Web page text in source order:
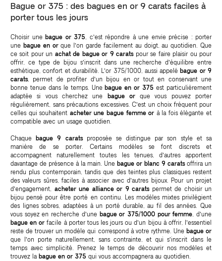
Bague or 375 : des bagues en or 9 carats faciles à
porter tous les jours
Choisir une bague or 375, c’est répondre à une envie précise : porter
une bague en orque l’on garde facilement au doigt, au quotidien. Que
ce soit pour un achat de bague or 9 caratspour se faire plaisir ou pour
offrir, ce type de bijou s’inscrit dans une recherche d’équilibre entre
esthétique, confort et durabilité. L’or 375/1000, aussi appelé bague or 9
carats, permet de profiter d’un bijou en or tout en conservant une
bonne tenue dans le temps. Une bague en or 375 est particulièrement
adaptée si vous cherchez une
bague orque vous pouvez porter
régulièrement, sans précautions excessives. C’est un choix fréquent pour
celles qui souhaitent acheter une bague femme or à la fois élégante et
compatible avec un usage quotidien.
Chaque bague 9 caratsproposée se distingue par son style et sa
manière de se porter. Certains modèles se font discrets et
accompagnent naturellement toutes les tenues, d’autres apportent
davantage de présence à la main. Une bague or blanc 9 caratsoffrira un
rendu plus contemporain, tandis que des teintes plus classiques restent
des valeurs sûres, faciles à associer avec d’autres bijoux. Pour un projet
d’engagement, acheter une alliance or 9 caratspermet de choisir un
bijou pensé pour être porté en continu. Les modèles mixtes privilégient
des lignes sobres, adaptées à un porté durable, au fil des années. Que
vous soyez en recherche d’une bague or 375/1000 pour femme, d’une
bague en or facile à porter tous les jours ou d’un bijou à offrir, l’essentiel
reste de trouver un modèle qui correspond à votre rythme. Une bague or
que l’on porte naturellement, sans contrainte, et qui s’inscrit dans le
temps avec simplicité. Prenez le temps de découvrir nos modèles et
trouvez la bague en or 375 qui vous accompagnera au quotidien.